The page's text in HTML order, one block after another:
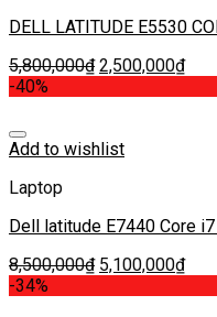
DELL LATITUDE E5530
5,800,000₫ 2,500,000₫
-40%
Add to wishlist
Laptop
Dell latitude E7440 Core
8,500,000₫ 5,100,000₫
-34%